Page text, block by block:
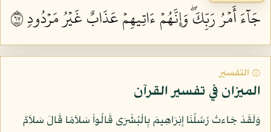
جَآءَ أَمۡرُ رَبِّكَۖ وَإِنَّهُمۡ ءَاتِيهِمۡ عَذَابٌ غَيۡرُ مَرۡدُودٖ ٧٦
۞ التفسير
الميزان في تفسير القرآن
وَلَقَدْ جَاءتْ رُسُلُنَا إِبْرَاهِيمَ بِالْبُشْرَى قَالُواْ سَلاَمًا قَالَ سَلاَمٌ